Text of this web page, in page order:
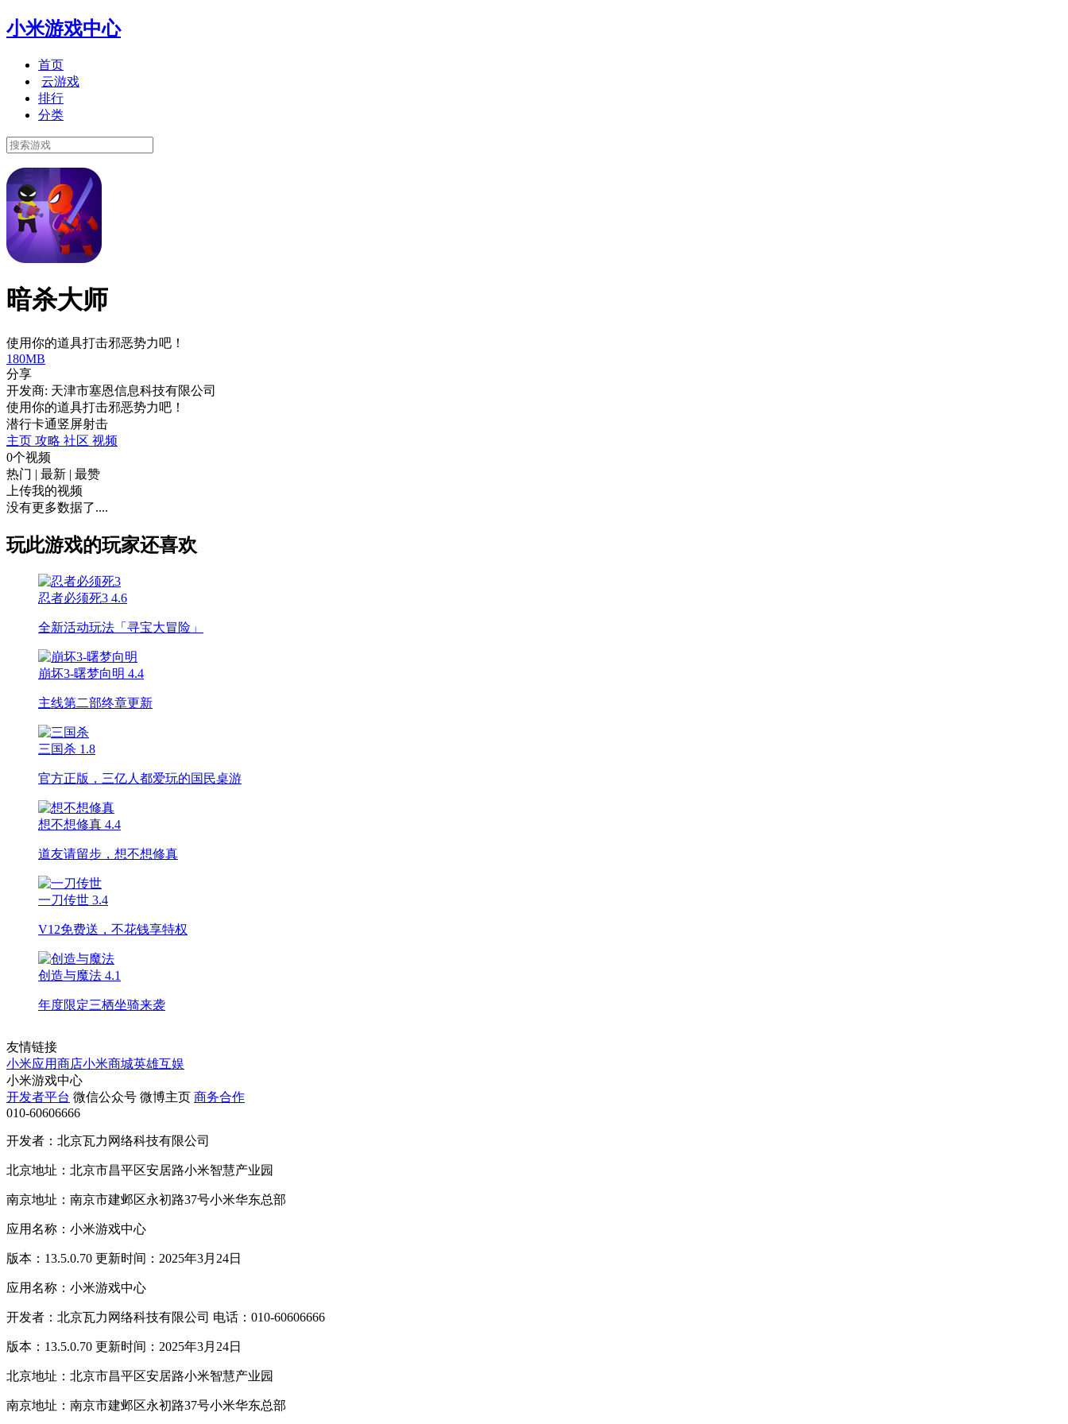
小米游戏中心
首页
云游戏
排行
分类
暗杀大师
使用你的道具打击邪恶势力吧！
180MB
分享
开发商: 天津市塞恩信息科技有限公司
使用你的道具打击邪恶势力吧！
潜行卡通竖屏射击
主页 攻略 社区 视频
0个视频
热门 | 最新 | 最赞
上传我的视频
没有更多数据了....
玩此游戏的玩家还喜欢
忍者必须死3 4.6
全新活动玩法「寻宝大冒险」
崩坏3-曙梦向明 4.4
主线第二部终章更新
三国杀 1.8
官方正版，三亿人都爱玩的国民桌游
想不想修真 4.4
道友请留步，想不想修真
一刀传世 3.4
V12免费送，不花钱享特权
创造与魔法 4.1
年度限定三栖坐骑来袭
友情链接
小米应用商店小米商城英雄互娱
小米游戏中心
开发者平台 微信公众号 微博主页 商务合作
010-60606666
开发者：北京瓦力网络科技有限公司
北京地址：北京市昌平区安居路小米智慧产业园
南京地址：南京市建邺区永初路37号小米华东总部
应用名称：小米游戏中心
版本：13.5.0.70 更新时间：2025年3月24日
应用名称：小米游戏中心
开发者：北京瓦力网络科技有限公司 电话：010-60606666
版本：13.5.0.70 更新时间：2025年3月24日
北京地址：北京市昌平区安居路小米智慧产业园
南京地址：南京市建邺区永初路37号小米华东总部